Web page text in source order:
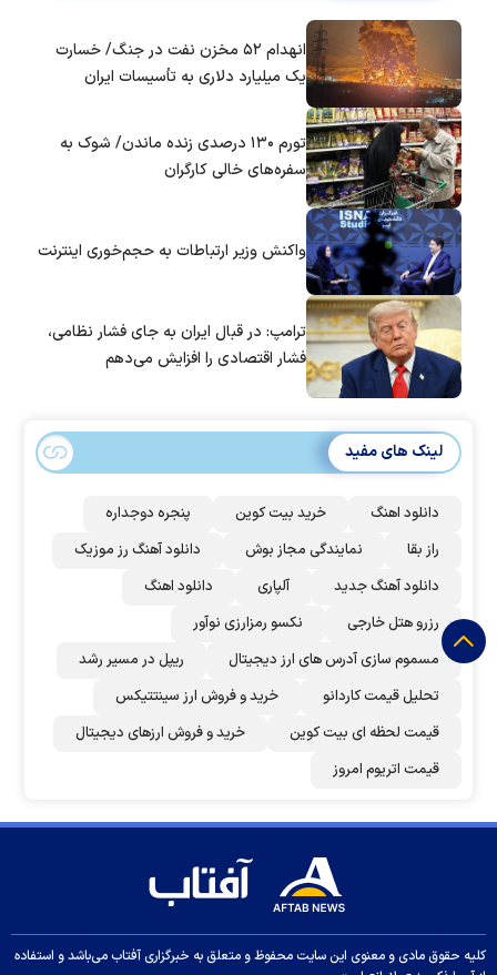
انهدام ۵۲ مخزن نفت در جنگ/ خسارت
یک میلیارد دلاری به تأسیسات ایران
تورم ۱۳۰ درصدی زنده ماندن/ شوک به
سفره‌های خالی کارگران
واکنش وزیر ارتباطات به حجم‌خوری اینترنت
ترامپ: در قبال ایران به جای فشار نظامی،
فشار اقتصادی را افزایش می‌دهم
لینک های مفید
دانلود اهنگ خرید بیت کوین
پنجره دوجداره
راز بقا
نمایندگی مجاز بوش
دانلود آهنگ رز‌ موزیک
دانلود آهنگ جدید
آلپاری
دانلود اهنگ
رزرو هتل خارجی
نکسو رمزارزی نوآور
مسموم سازی آدرس های ارز دیجیتال
ریپل در مسیر رشد
تحلیل قیمت کاردانو
خرید و فروش ارز سینتتیکس
قیمت لحظه ای بیت کوین
خرید و فروش ارزهای دیجیتال
قیمت اتریوم امروز
کلیه حقوق مادی و معنوی این سایت محفوظ و متعلق به خبرگزاری آفتاب می‌باشد و استفاده